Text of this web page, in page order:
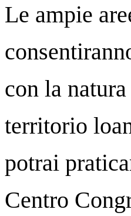
Le ampie
con la
territorio
potrai
Centro